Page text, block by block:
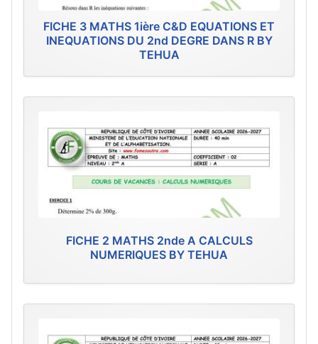
FICHE 3 MATHS 1ière C&D EQUATIONS ET
INEQUATIONS DU 2nd DEGRE DANS R BY
TEHUA
FICHE 2 MATHS 2nde A CALCULS
NUMERIQUES BY TEHUA